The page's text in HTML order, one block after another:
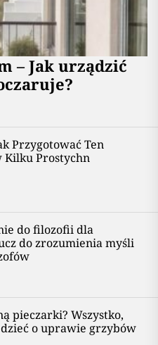
– Jak urządzić
Przygotować Ten
Kilku Prostychn
do filozofii dla
do zrozumienia myśli
pieczarki? Wszystko,
o uprawie grzybów